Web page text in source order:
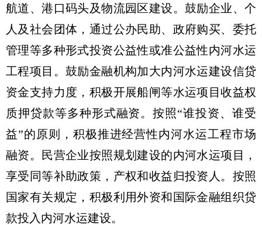
航道、港口码头及物流园区建设。鼓励企业、个
人及社会团体，通过公办民助、政府购买、委托
管理等多种形式投资公益性或准公益性内河水运
工程项目。鼓励金融机构加大内河水运建设信贷
资金支持力度，积极开展船闸等水运项目收益权
质押贷款等多种形式融资。按照“谁投资、谁受
益”的原则，积极推进经营性内河水运工程市场
融资。民营企业按照规划建设的内河水运项目，
享受同等补助政策，产权和收益归投资人。按照
国家有关规定，积极利用外资和国际金融组织贷
款投入内河水运建设。